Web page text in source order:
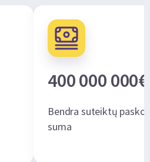
400 000 000€
Bendra suteiktų
suma